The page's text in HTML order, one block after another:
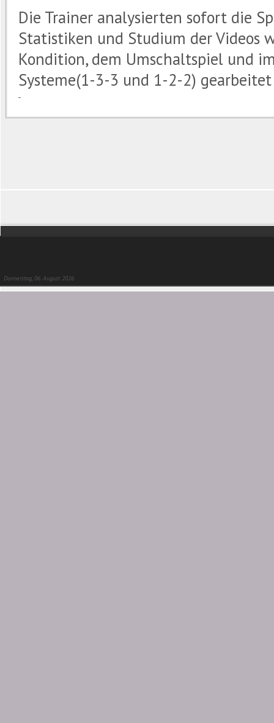
Die Trainer analysierten sofort die
Statistiken und Studium der Videos
Kondition, dem Umschaltspiel und
Systeme(1-3-3 und 1-2-2)
Donnerstag, 06. August 2026